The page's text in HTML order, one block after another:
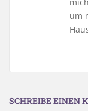
um
SCHREIBE EINEN